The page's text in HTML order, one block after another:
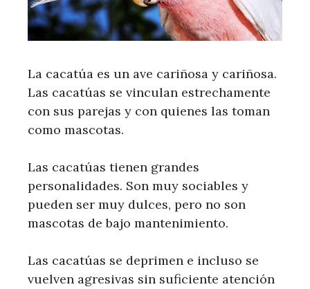
La cacatúa es un ave cariñosa y cariñosa.
Las cacatúas se vinculan estrechamente
con sus parejas y con quienes las toman
como mascotas.
Las cacatúas tienen grandes
personalidades. Son muy sociables y
pueden ser muy dulces, pero no son
mascotas de bajo mantenimiento.
Las cacatúas se deprimen e incluso se
vuelven agresivas sin suficiente atención